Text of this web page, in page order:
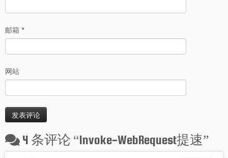
邮箱 *
网站
4 条评论 “Invoke-WebRequest提速”